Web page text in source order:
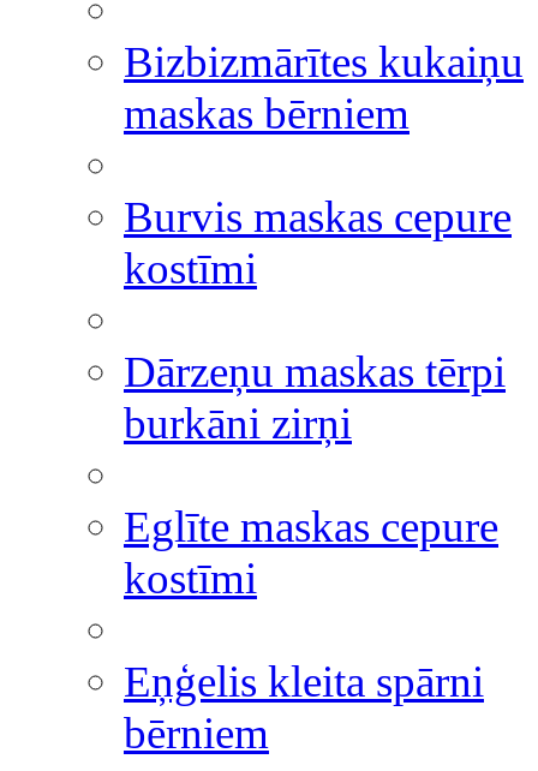
Bizbizmārītes kukaiņu
maskas bērniem
Burvis maskas cepure
kostīmi
Dārzeņu maskas tērpi
burkāni zirņi
Eglīte maskas cepure
kostīmi
Eņģelis kleita spārni
bērniem